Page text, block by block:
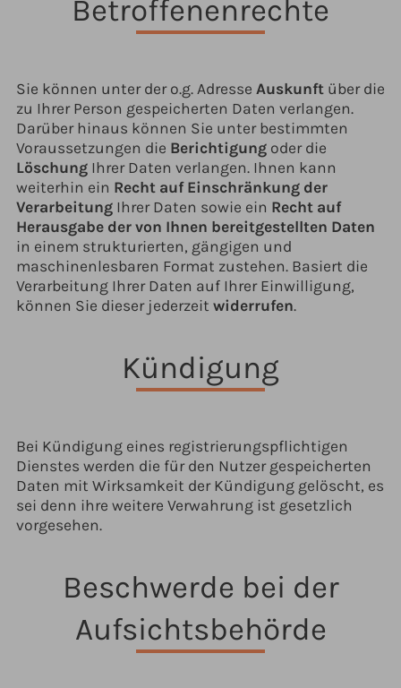
Betroffenenrechte
Sie können unter der o.g. Adresse Auskunft über die
zu Ihrer Person gespeicherten Daten verlangen.
Darüber hinaus können Sie unter bestimmten
Voraussetzungen die Berichtigungoder die
LöschungIhrer Daten verlangen. Ihnen kann
weiterhin ein Recht auf Einschränkung der
VerarbeitungIhrer Daten sowie ein Recht auf
Herausgabe der von Ihnen bereitgestellten Daten
in einem strukturierten, gängigen und
maschinenlesbaren Format zustehen. Basiert die
Verarbeitung Ihrer Daten auf Ihrer Einwilligung,
können Sie dieser jederzeit widerrufen.
Kündigung
Bei Kündigung eines registrierungspflichtigen
Dienstes werden die für den Nutzer gespeicherten
Daten mit Wirksamkeit der Kündigung gelöscht, es
sei denn ihre weitere Verwahrung ist gesetzlich
vorgesehen.
Beschwerde bei der
Aufsichtsbehörde